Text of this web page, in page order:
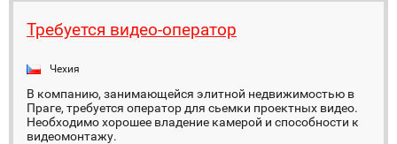
Требуется видео-оператор
Чехия
В компанию, занимающейся элитной недвижимостью в
Праге, требуется оператор для сьемки проектных видео.
Необходимо хорошее владение камерой и способности к
видеомонтажу.